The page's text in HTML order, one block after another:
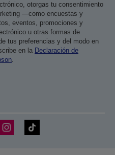
otorgas tu consentimiento
—como encuestas y
eventos, promociones y
u otras formas de
tus preferencias y del modo en
en la Declaración de
.